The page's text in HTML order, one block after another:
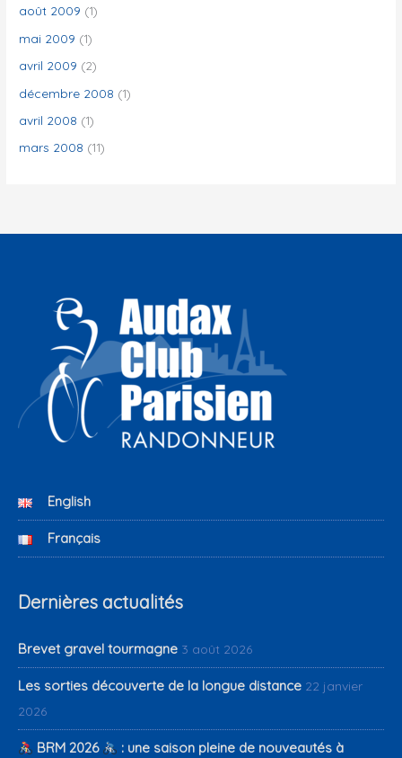
août 2009 (1)
mai 2009 (1)
avril 2009 (2)
décembre 2008 (1)
avril 2008 (1)
mars 2008 (11)
English
Français
Dernières actualités
Brevet gravel tourmagne 3 août 2026
Les sorties découverte de la longue distance 22 janvier
2026
BRM 2026
: une saison pleine de nouveautés à